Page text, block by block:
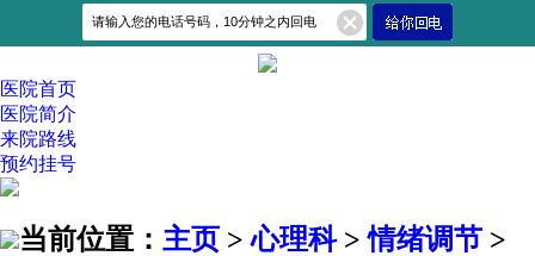
医院首页
医院简介
来院路线
预约挂号
当前位置： 主页 >心理科>情绪调节 >